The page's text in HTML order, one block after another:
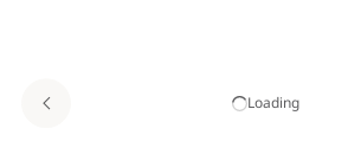
Loading